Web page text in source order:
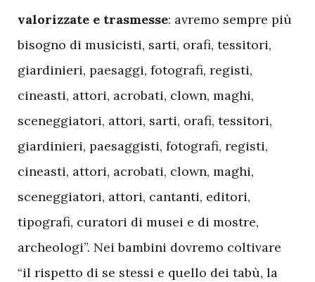
valorizzate e trasmesse: avremo sempre più
bisogno di musicisti, sarti, orafi, tessitori,
giardinieri, paesaggi, fotografi, registi,
cineasti, attori, acrobati, clown, maghi,
sceneggiatori, attori, sarti, orafi, tessitori,
giardinieri, paesaggisti, fotografi, registi,
cineasti, attori, acrobati, clown, maghi,
sceneggiatori, attori, cantanti, editori,
tipografi, curatori di musei e di mostre,
archeologi”. Nei bambini dovremo coltivare
“il rispetto di se stessi e quello dei tabù, la